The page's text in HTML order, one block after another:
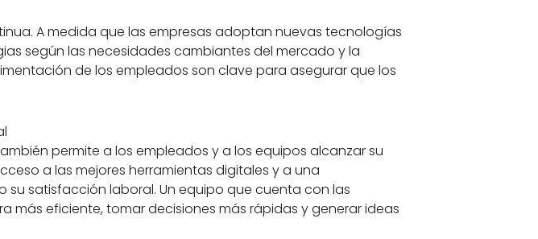
A medida que las empresas adoptan nuevas tecnologías
según las necesidades cambiantes del mercado y la
de los empleados son clave para asegurar que los
permite a los empleados y a los equipos alcanzar su
a las mejores herramientas digitales y a una
satisfacción laboral. Un equipo que cuenta con las
más eficiente, tomar decisiones más rápidas y generar ideas